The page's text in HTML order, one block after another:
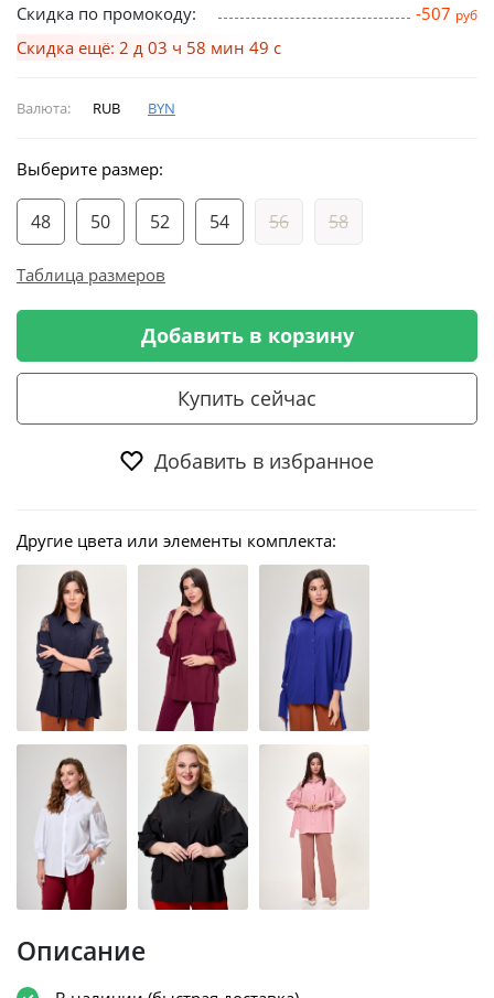
Скидка по промокоду: -507 руб
Скидка ещё: 2 д 03 ч 58 мин 49 с
Валюта: RUB BYN
Выберите размер:
48 50 52 54 56 58
Таблица размеров
Добавить в корзину
Купить сейчас
Добавить в избранное
Другие цвета или элементы комплекта:
Описание